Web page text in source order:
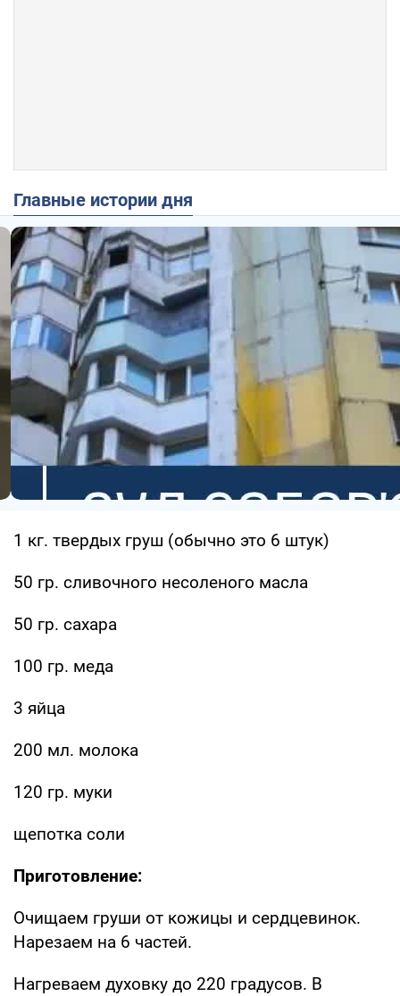
Главные истории дня
1 кг. твердых груш (обычно это 6 штук)
50 гр. сливочного несоленого масла
50 гр. сахара
100 гр. меда
3 яйца
200 мл. молока
120 гр. муки
щепотка соли
Приготовление:
Очищаем груши от кожицы и сердцевинок.
Нарезаем на 6 частей.
Нагреваем духовку до 220 градусов. В